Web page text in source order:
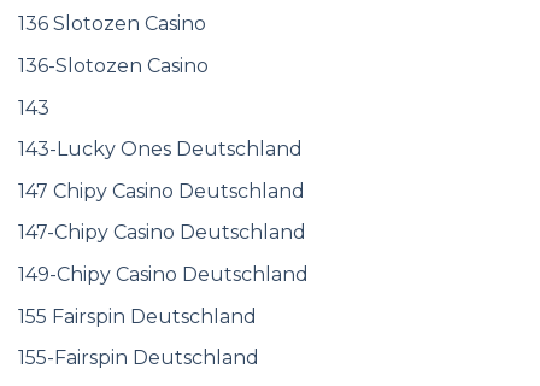
136 Slotozen Casino
136-Slotozen Casino
143
143-Lucky Ones Deutschland
147 Chipy Casino Deutschland
147-Chipy Casino Deutschland
149-Chipy Casino Deutschland
155 Fairspin Deutschland
155-Fairspin Deutschland